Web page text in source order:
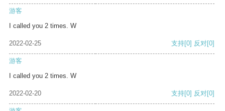
游客
I called you 2 times. W
2022-02-25 支持[0] 反对[0]
游客
I called you 2 times. W
2022-02-20 支持[0] 反对[0]